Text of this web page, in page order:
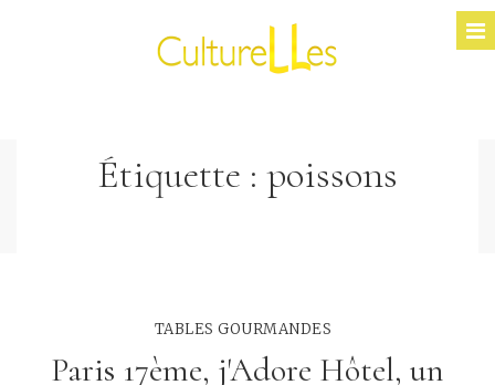
Étiquette : poissons
TABLES GOURMANDES
Paris 17ème, j'Adore Hôtel, un